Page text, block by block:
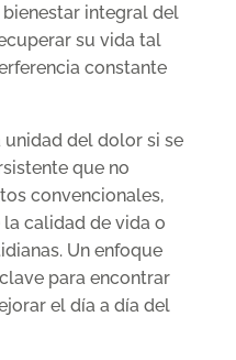
integral del
su vida tal
constante
del dolor si se
que no
convencionales,
calidad de vida o
Un enfoque
para encontrar
el día a día del